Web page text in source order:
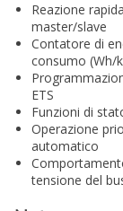
Reazione
master/slave
Contatore di
consumo (Wh/
ETS
Funzioni di
Operazione
automatico
tensione del